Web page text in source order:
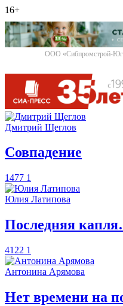
16+
ООО «Сибпромстрой-
Дмитрий Щеглов
​Совпадение
1477 1
Юлия Латипова
​Последняя
4122 1
Антонина Арямова
​Нет времени на